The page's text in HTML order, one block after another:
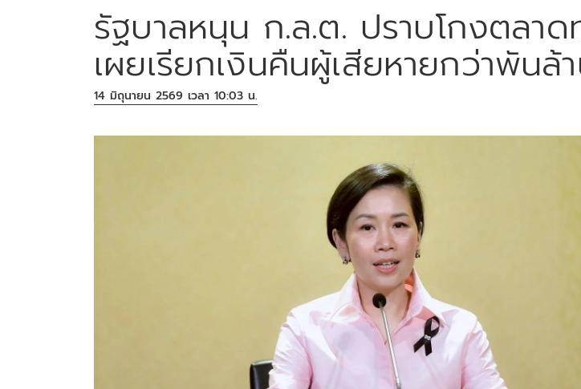
รัฐบาลหนุน ก.ล.ต. ปราบโกงตลาด
เผยเรียกเงินคืนผู้เสียหายกว่าพันล้
14 มิถุนายน 2569 เวลา 10:03 น.